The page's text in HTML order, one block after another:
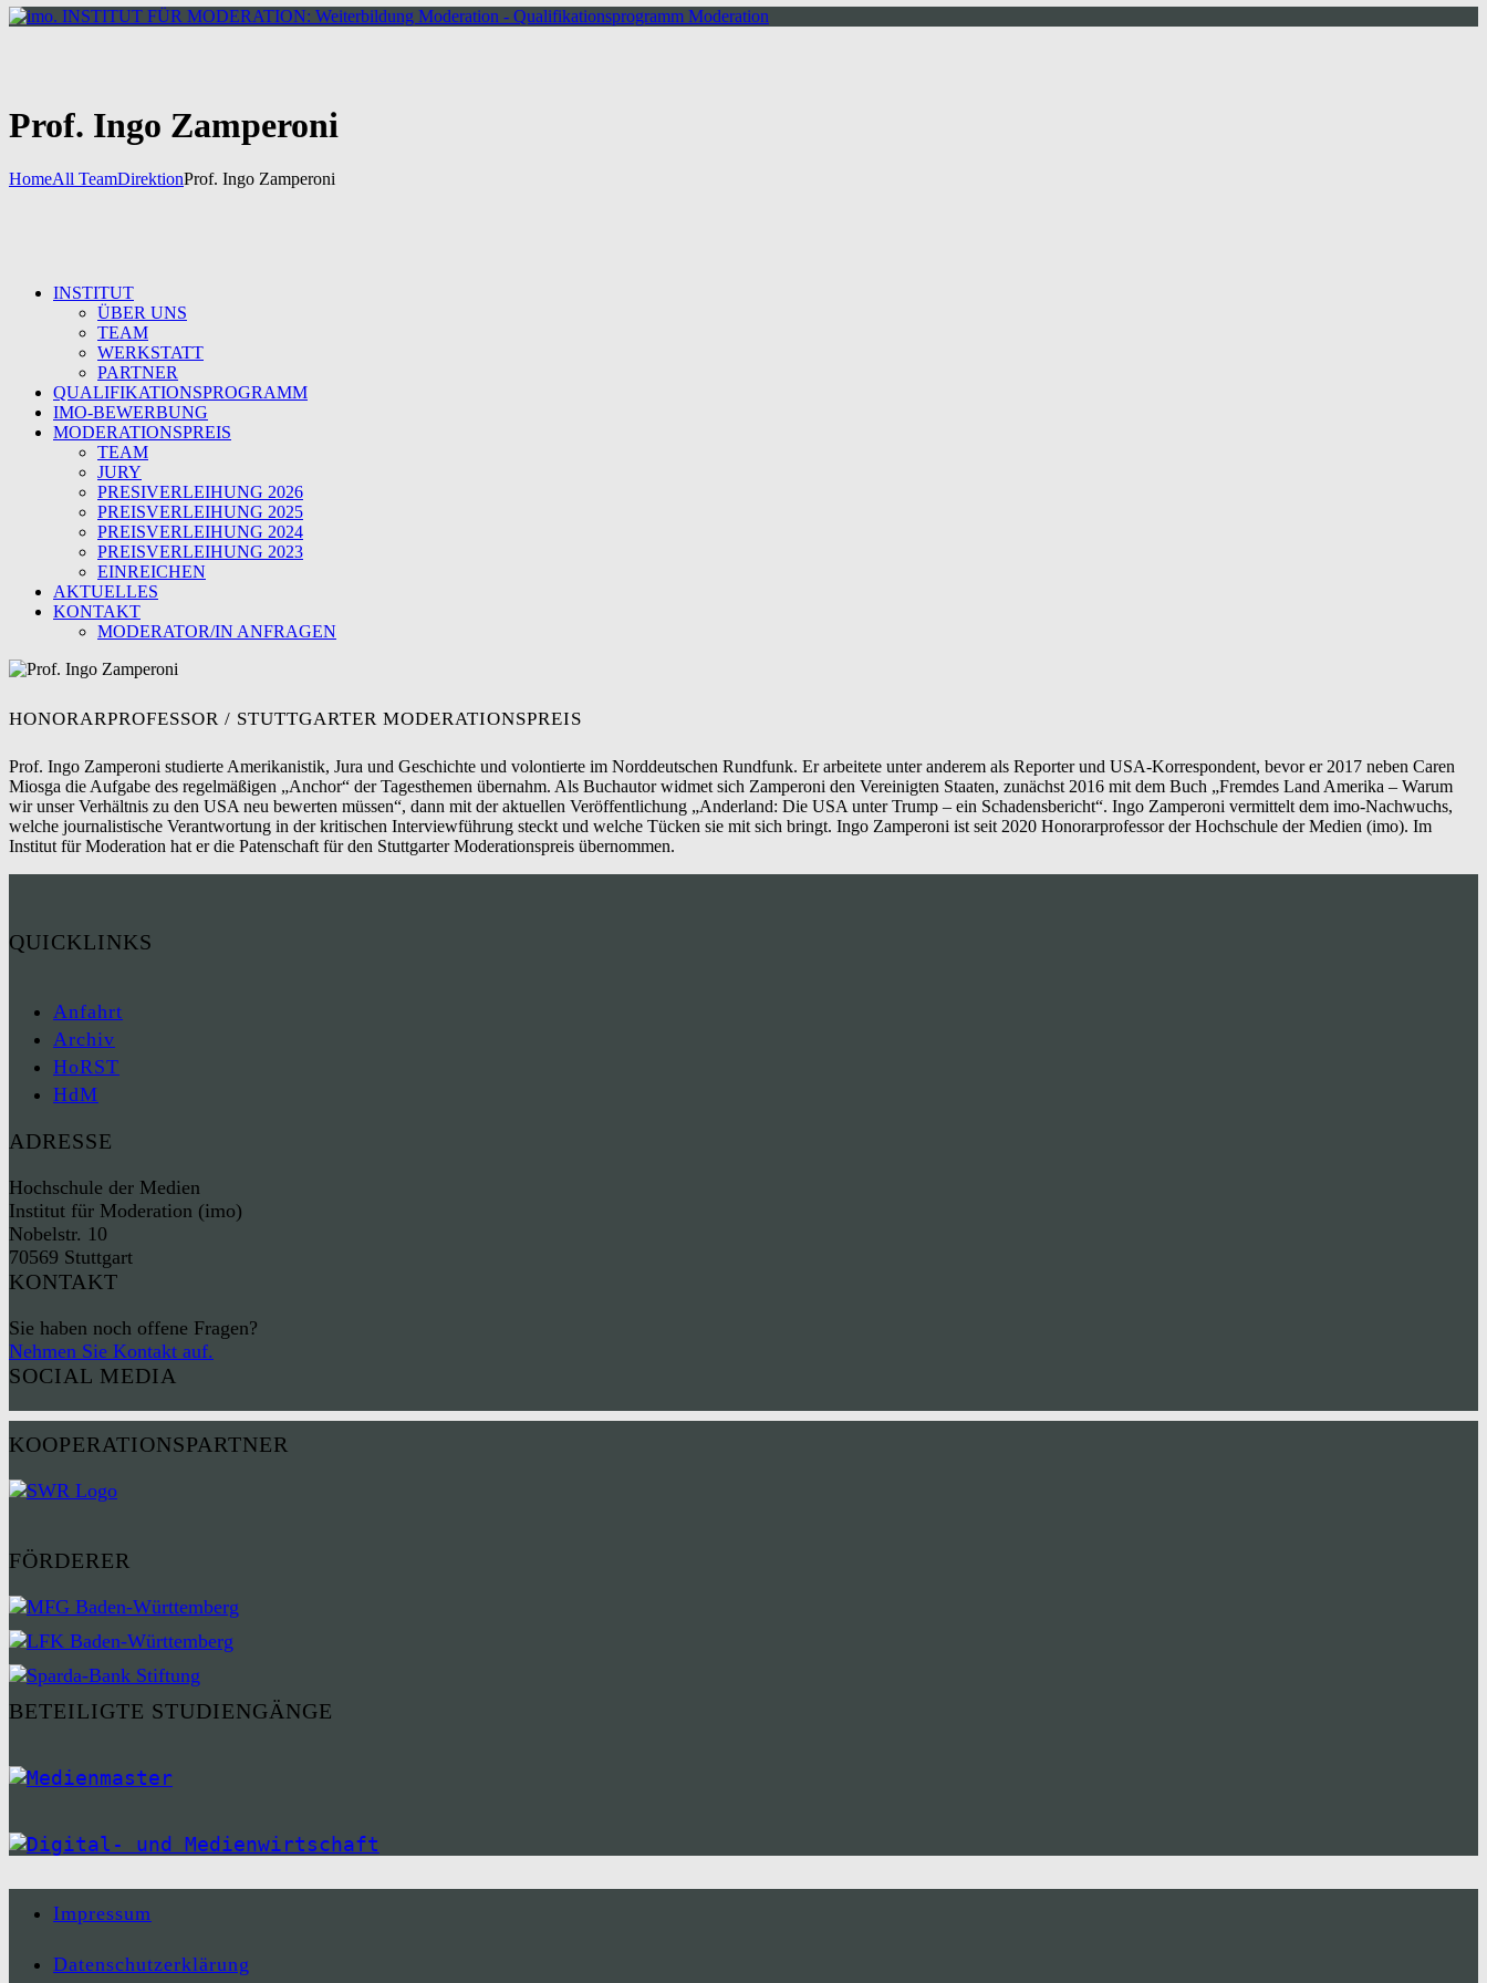
Prof. Ingo Zamperoni
HomeAll TeamDirektionProf. Ingo Zamperoni
INSTITUT
ÜBER UNS
TEAM
WERKSTATT
PARTNER
QUALIFIKATIONSPROGRAMM
IMO-BEWERBUNG
MODERATIONSPREIS
TEAM
JURY
PRESIVERLEIHUNG 2026
PREISVERLEIHUNG 2025
PREISVERLEIHUNG 2024
PREISVERLEIHUNG 2023
EINREICHEN
AKTUELLES
KONTAKT
MODERATOR/IN ANFRAGEN
HONORARPROFESSOR / STUTTGARTER MODERATIONSPREIS
Prof. Ingo Zamperoni studierte Amerikanistik, Jura und Geschichte und volontierte im Norddeutschen Rundfunk. Er arbeitete unter anderem als Reporter und USA-Korrespondent, bevor er 2017 neben Caren
Miosga die Aufgabe des regelmäßigen „Anchor“ der Tagesthemen übernahm. Als Buchautor widmet sich Zamperoni den Vereinigten Staaten, zunächst 2016 mit dem Buch „Fremdes Land Amerika – Warum
wir unser Verhältnis zu den USA neu bewerten müssen“, dann mit der aktuellen Veröffentlichung „Anderland: Die USA unter Trump – ein Schadensbericht“. Ingo Zamperoni vermittelt dem imo-Nachwuchs,
welche journalistische Verantwortung in der kritischen Interviewführung steckt und welche Tücken sie mit sich bringt. Ingo Zamperoni ist seit 2020 Honorarprofessor der Hochschule der Medien (imo). Im
Institut für Moderation hat er die Patenschaft für den Stuttgarter Moderationspreis übernommen.
QUICKLINKS
Anfahrt
Archiv
HoRST
HdM
ADRESSE
Hochschule der Medien
Institut für Moderation (imo)
Nobelstr. 10
70569 Stuttgart
KONTAKT
Sie haben noch offene Fragen?
Nehmen Sie Kontakt auf.
SOCIAL MEDIA
KOOPERATIONSPARTNER
FÖRDERER
BETEILIGTE STUDIENGÄNGE
Impressum
Datenschutzerklärung